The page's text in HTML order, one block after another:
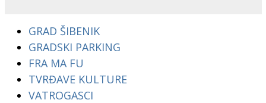
GRAD ŠIBENIK
GRADSKI PARKING
FRA MA FU
TVRĐAVE KULTURE
VATROGASCI